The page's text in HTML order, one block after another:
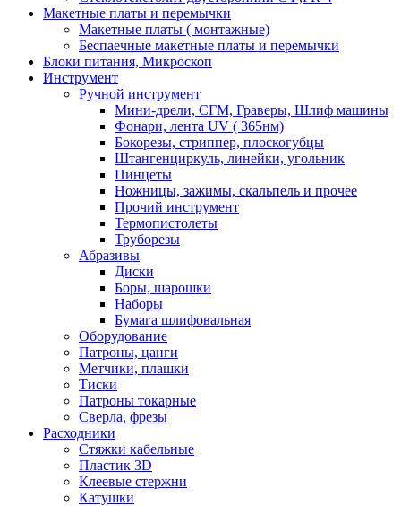
Макетные платы и перемычки
Макетные платы ( монтажные)
Беспаечные макетные платы и перемычки
Блоки питания, Микроскоп
Инструмент
Ручной инструмент
Мини-дрели, СГМ, Граверы, Шлиф машины
Фонари, лента UV ( 365нм)
Бокорезы, cтриппер, плоскогубцы
Штангенциркуль, линейки, угольник
Пинцеты
Ножницы, зажимы, скальпель и прочее
Прочий инструмент
Термопистолеты
Труборезы
Абразивы
Диски
Боры, шарошки
Наборы
Бумага шлифовальная
Оборудование
Патроны, цанги
Метчики, плашки
Тиски
Патроны токарные
Сверла, фрезы
Расходники
Стяжки кабельные
Пластик 3D
Клеевые стержни
Катушки